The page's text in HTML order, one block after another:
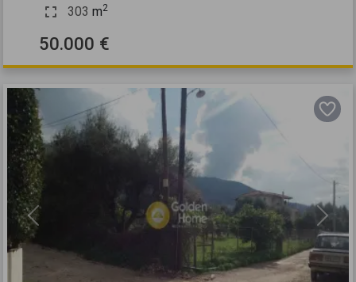
303 m2
50.000 €
Previous Next